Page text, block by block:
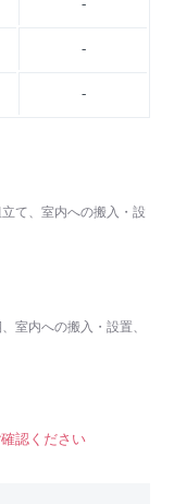
-
-
-
て、室内への搬入・設
室内への搬入・設置、
認ください